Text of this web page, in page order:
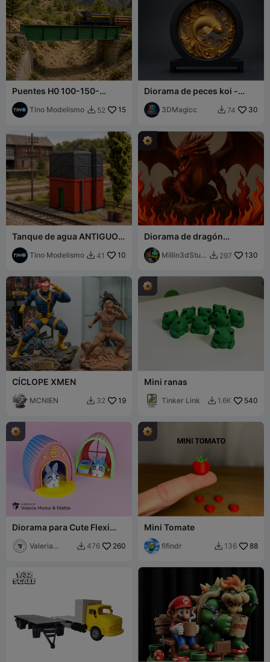
Puentes H0 100-150-
200mm - Escalable -
Puente de vigas
ferroviarias
Tino Modelismo  52 15
Diorama de peces koi -
decoración
3DMagicc  74 30
Tanque de agua ANTIGUO -
BAJO - FFCC - Escala H0 -
Impresión sencilla
Tino Modelismo  41 10
Diorama de dragón
rodeado de llamas
Millin3dStudi  297 130
CÍCLOPE XMEN
MCNIEN  32 19
Mini ranas
Tinker Link  1.6K 540
Diorama para Cute Flexi
BunnyValeria
 476 260
Mini Tomate
fifindr  136 88